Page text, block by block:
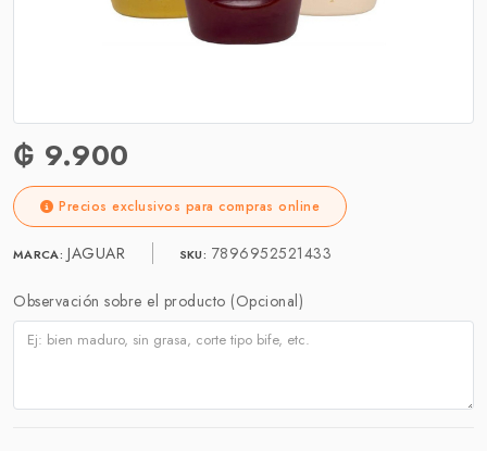
₲ 9.900
Precios exclusivos para compras online
MARCA: JAGUAR SKU: 7896952521433
Observación sobre el producto (Opcional)